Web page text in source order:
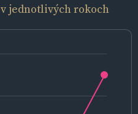
v jednotlivých rokoch